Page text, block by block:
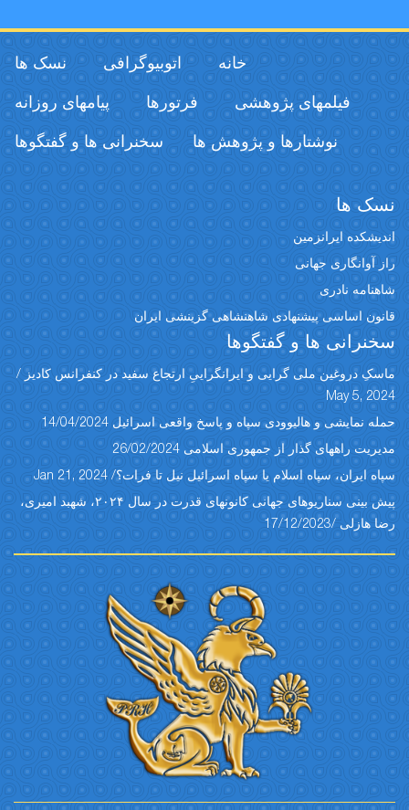
خانه اتوبیوگرافی نسک ها
فیلمهای پژوهشی فرتورها پیامهای روزانه
نوشتارها و پژوهش ها سخنرانی ها و گفتگوها
نسک ها
اندیشکده ایرانزمین
راز آوانگاری جهانی
شاهنامه نادری
قانون اساسی پیشنهادی شاهنشاهی گزینشی ایران
سخنرانی ها و گفتگوها
ماسکِ دروغین ملی گرایی و ایرانگراییِ ارتجاع سفید در کنفرانس کادیز /
May 5, 2024
حمله نمایشی و هالیوودی سپاه و پاسخ واقعی اسرائیل 14/04/2024
مدیریت راههای گذار از جمهوری اسلامی 26/02/2024
سپاه ایران، سپاه اسلام یا سپاه اسرائیل نیل تا فرات؟/ Jan 21, 2024
پیش بینی سناریوهای جهانی کانونهای قدرت در سال ۲۰۲۴، شهبد امیری،
رضا هازلی /17/12/2023